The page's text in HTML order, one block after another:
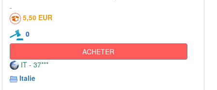
5,50 EUR
0
ACHETER
IT - 37***
Italie